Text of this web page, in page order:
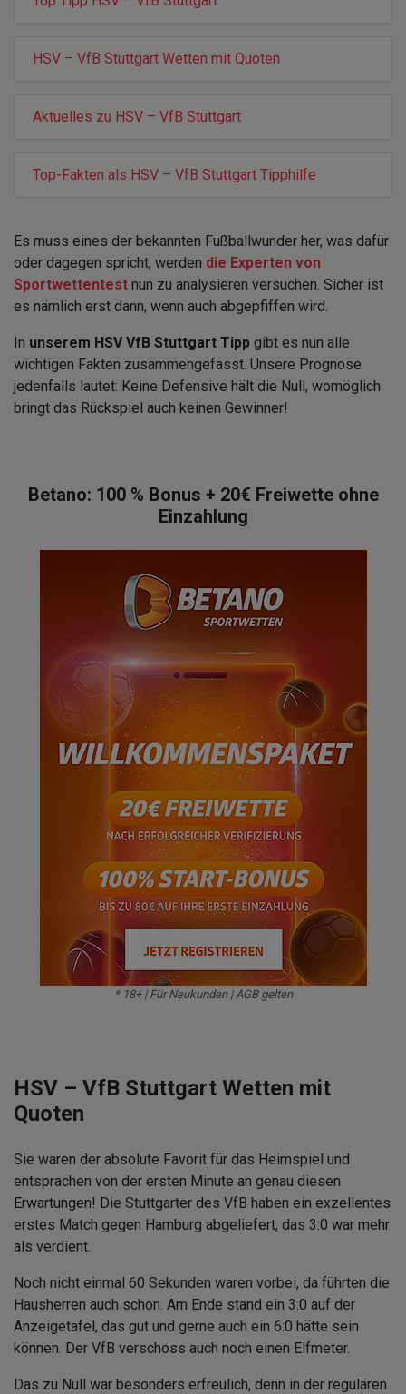
HSV – VfB Stuttgart Wetten mit Quoten
Aktuelles zu HSV – VfB Stuttgart
Top-Fakten als HSV – VfB Stuttgart Tipphilfe
Es muss eines der bekannten Fußballwunder her, was dafür
oder dagegen spricht, werden die Experten von
Sportwettentest nun zu analysieren versuchen. Sicher ist
es nämlich erst dann, wenn auch abgepfiffen wird.
In unserem HSV VfB Stuttgart Tipp gibt es nun alle
wichtigen Fakten zusammengefasst. Unsere Prognose
jedenfalls lautet: Keine Defensive hält die Null, womöglich
bringt das Rückspiel auch keinen Gewinner!
Betano: 100 % Bonus + 20€ Freiwette ohne
Einzahlung
* 18+ | Für Neukunden | AGB gelten
HSV – VfB Stuttgart Wetten mit
Quoten
Sie waren der absolute Favorit für das Heimspiel und
entsprachen von der ersten Minute an genau diesen
Erwartungen! Die Stuttgarter des VfB haben ein exzellentes
erstes Match gegen Hamburg abgeliefert, das 3:0 war mehr
als verdient.
Noch nicht einmal 60 Sekunden waren vorbei, da führten die
Hausherren auch schon. Am Ende stand ein 3:0 auf der
Anzeigetafel, das gut und gerne auch ein 6:0 hätte sein
können. Der VfB verschoss auch noch einen Elfmeter.
Das zu Null war besonders erfreulich, denn in der regulären